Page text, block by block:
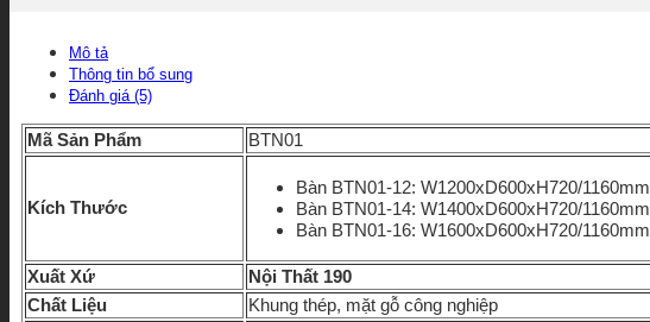
Mô tả
Thông tin bổ sung
Đánh giá (5)
Mã Sản Phẩm BTN01
Kích Thước
Bàn BTN01-12: W1200xD600xH720/1160mm
Bàn BTN01-14: W1400xD600xH720/1160mm
Bàn BTN01-16: W1600xD600xH720/1160mm
Xuất Xứ
Nội Thất 190
Chất Liệu
Khung thép, mặt gỗ công nghiệp